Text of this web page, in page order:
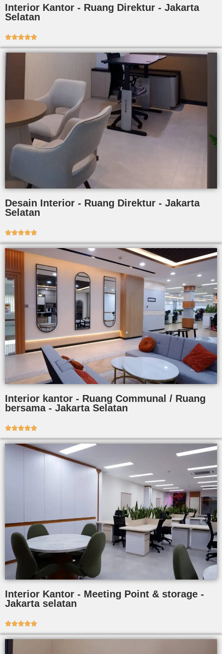
Interior Kantor - Ruang Direktur - Jakarta
Selatan

Desain Interior - Ruang Direktur - Jakarta
Selatan

Interior kantor - Ruang Communal / Ruang
bersama - Jakarta Selatan

Interior Kantor - Meeting Point & storage -
Jakarta selatan
